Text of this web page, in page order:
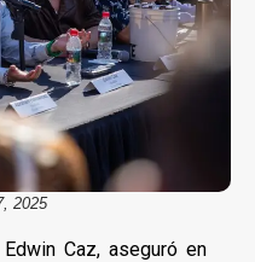
2025
Caz, aseguró en